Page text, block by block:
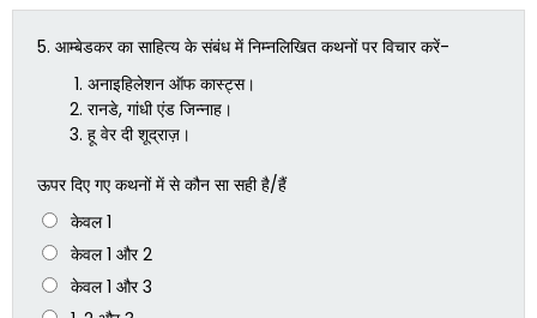
5. आम्बेडकर का साहित्य के संबंध में निम्नलिखित कथनों पर विचार करें-
अनाइहिलेशन ऑफ कास्ट्स।
रानडे, गांधी एंड जिन्नाह।
हू वेर दी शूद्राज़।
ऊपर दिए गए कथनों में से कौन सा सही है/हैं
केवल 1
केवल 1 और 2
केवल 1 और 3